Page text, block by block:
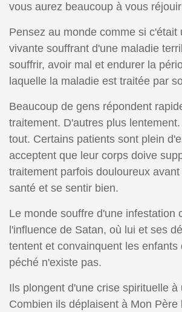
vous aurez beaucoup à vous
Pensez au monde comme si c'était
vivante souffrant d'une maladie
souffrir, avoir mal et endurer la
laquelle la maladie est traitée par
Beaucoup de gens répondent
traitement. D'autres plus
tout. Certains patients sont plein
acceptent que leur corps doive
traitement parfois douloureux
santé et se sentir bien.
Le monde souffre d'une infestation
l'influence de Satan, où lui et ses
tentent et convainquent les enfants
péché n'existe pas.
Ils plongent d'une crise spirituelle à
Combien ils déplaisent à Mon Père